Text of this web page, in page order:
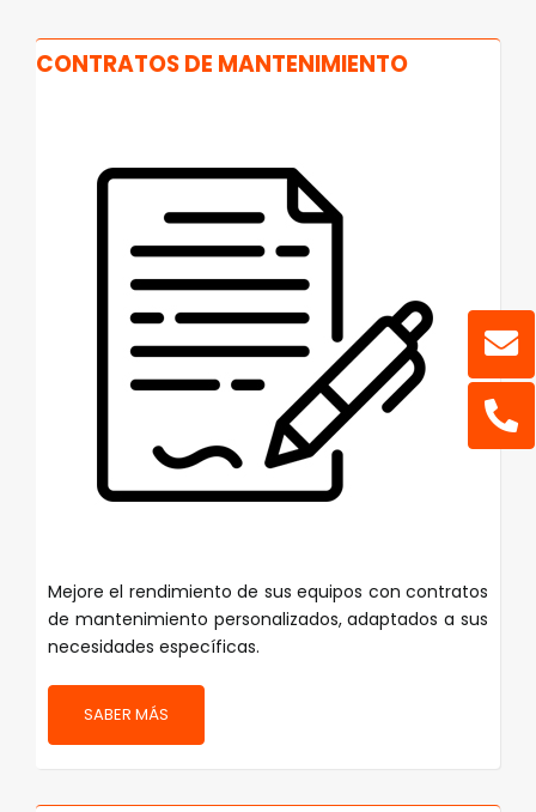
CONTRATOS DE MANTENIMIENTO
Mejore el rendimiento de sus equipos con contratos
de mantenimiento personalizados, adaptados a sus
necesidades específicas.
SABER MÁS